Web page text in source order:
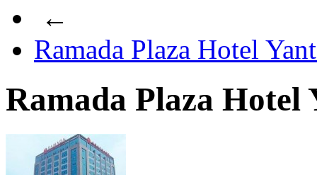
←
Ramada Plaza Hotel
Ramada Plaza Hotel